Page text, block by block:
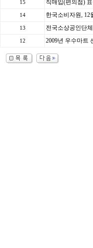
15 직매입(편의점)
14 한국소비자원, 12
13 전국소상공인단
12 2009년 우수마트